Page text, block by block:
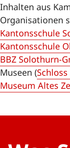
Inhalten aus
Organisationen
Kantonsschule
Kantonsschule
BBZ Solothurn-
Museen (
Museum Altes